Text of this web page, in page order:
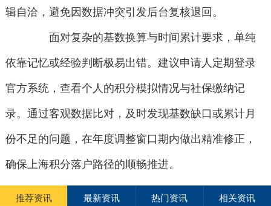
辑自洽，避免因数据冲突引发后台复核退回。
面对复杂的基数换算与时间累计要求，单纯
依靠记忆或经验判断极易出错。建议申请人定期登录
官方系统，查看个人的积分模拟情况与社保缴纳记
录。通过客观数据比对，及时发现基数缺口或累计月
份不足的问题，在年度调整窗口期内做出精准修正，
确保上海积分落户路径的顺畅推进。
推荐资讯 最新资讯 热门资讯 相关资讯